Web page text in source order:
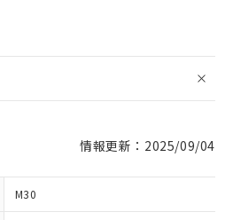
情報更新：2025/09/04
M30